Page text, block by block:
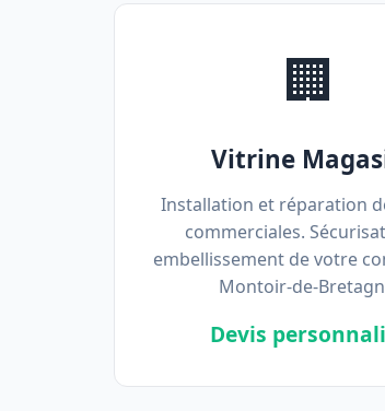
🏢
Vitrine
Installation et réparation
commerciales.
embellissement de votre
Montoir-de-
Devis